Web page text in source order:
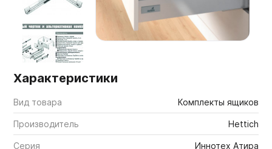
Характеристики
Вид товара Комплекты ящиков
Производитель Hettich
Серия Иннотех Атира